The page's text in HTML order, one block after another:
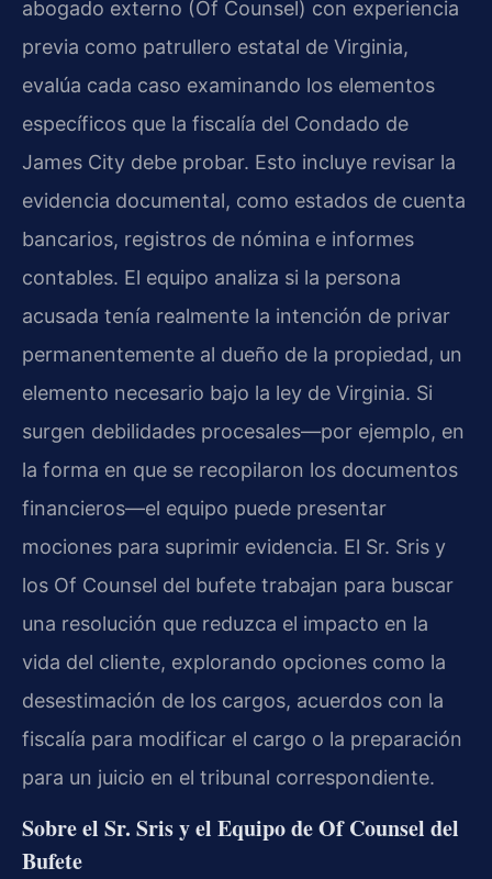
abogado externo (Of Counsel) con experiencia
previa como patrullero estatal de Virginia,
evalúa cada caso examinando los elementos
específicos que la fiscalía del Condado de
James City debe probar. Esto incluye revisar la
evidencia documental, como estados de cuenta
bancarios, registros de nómina e informes
contables. El equipo analiza si la persona
acusada tenía realmente la intención de privar
permanentemente al dueño de la propiedad, un
elemento necesario bajo la ley de Virginia. Si
surgen debilidades procesales—por ejemplo, en
la forma en que se recopilaron los documentos
financieros—el equipo puede presentar
mociones para suprimir evidencia. El Sr. Sris y
los Of Counsel del bufete trabajan para buscar
una resolución que reduzca el impacto en la
vida del cliente, explorando opciones como la
desestimación de los cargos, acuerdos con la
fiscalía para modificar el cargo o la preparación
para un juicio en el tribunal correspondiente.
Sobre el Sr. Sris y el Equipo de Of Counsel del
Bufete